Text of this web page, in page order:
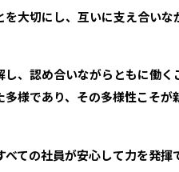
大切にし、互いに支え合いな
、認め合いながらともに働く
様であり、その多様性こそが
ての社員が安心して力を発揮